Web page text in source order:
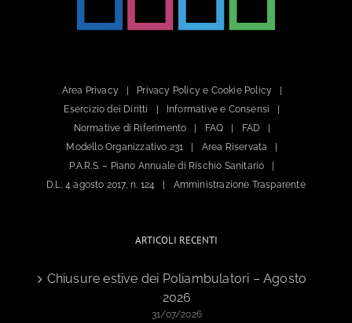
Area Privacy
Privacy Policy e Cookie Policy
Esercizio dei Diritti
Informative e Consensi
Normative di Riferimento
FAQ
FAD
Modello Organizzativo 231
Area Riservata
P.A.R.S. – Piano Annuale di Rischio Sanitario
D.L. 4 agosto 2017, n. 124
Amministrazione Trasparente
ARTICOLI RECENTI
Chiusure estive dei Poliambulatori – Agosto
2026
31/07/2026